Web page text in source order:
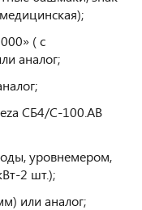
( с
аналог;
СБ4/С-100.АВ
уровнемером,
2 шт.);
или аналог;